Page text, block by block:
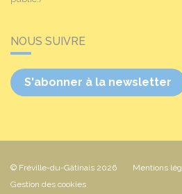
NOUS SUIVRE
S'abonner à la newsletter
© Fréville-du-Gâtinais 2026 Mentions
Gestion des cookies